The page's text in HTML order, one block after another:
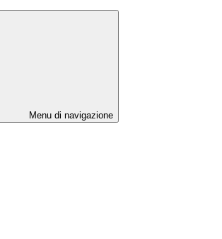
Menu di navigazione